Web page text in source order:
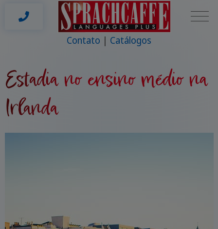
Contato Catálogos
Estadia no ensino médio na
Irlanda